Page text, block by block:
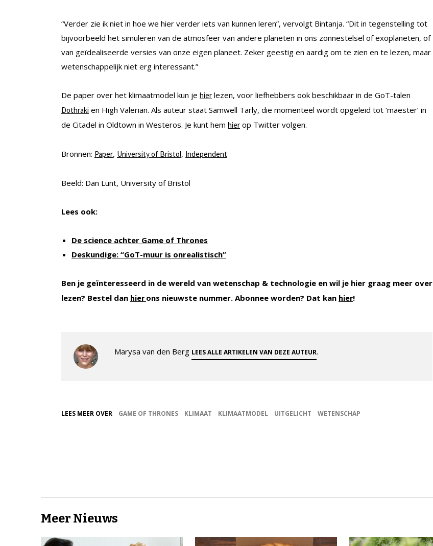
“Verder zie ik niet in hoe we hier verder iets van kunnen leren”, vervolgt Bintanja. “Dit in tegenstelling tot
bijvoorbeeld het simuleren van de atmosfeer van andere planeten in ons zonnestelsel of exoplaneten, of
van geïdealiseerde versies van onze eigen planeet. Zeker geestig en aardig om te zien en te lezen, maar
wetenschappelijk niet erg interessant.”
De paper over het klimaatmodel kun je hier lezen, voor liefhebbers ook beschikbaar in de GoT-talen
Dothraki en High Valerian. Als auteur staat Samwell Tarly, die momenteel wordt opgeleid tot ‘maester’ in
de Citadel in Oldtown in Westeros. Je kunt hem hier op Twitter volgen.
Bronnen: Paper, University of Bristol, Independent
Beeld: Dan Lunt, University of Bristol
Lees ook:
De science achter Game of Thrones
Deskundige: “GoT-muur is onrealistisch”
Ben je geïnteresseerd in de wereld van wetenschap & technologie en wil je hier graag meer over
lezen? Bestel dan hier ons nieuwste nummer. Abonnee worden? Dat kan hier!
Marysa van den Berg LEES ALLE ARTIKELEN VAN DEZE AUTEUR.
LEES MEER OVER GAME OF THRONES KLIMAAT KLIMAATMODEL UITGELICHT WETENSCHAP
Meer Nieuws